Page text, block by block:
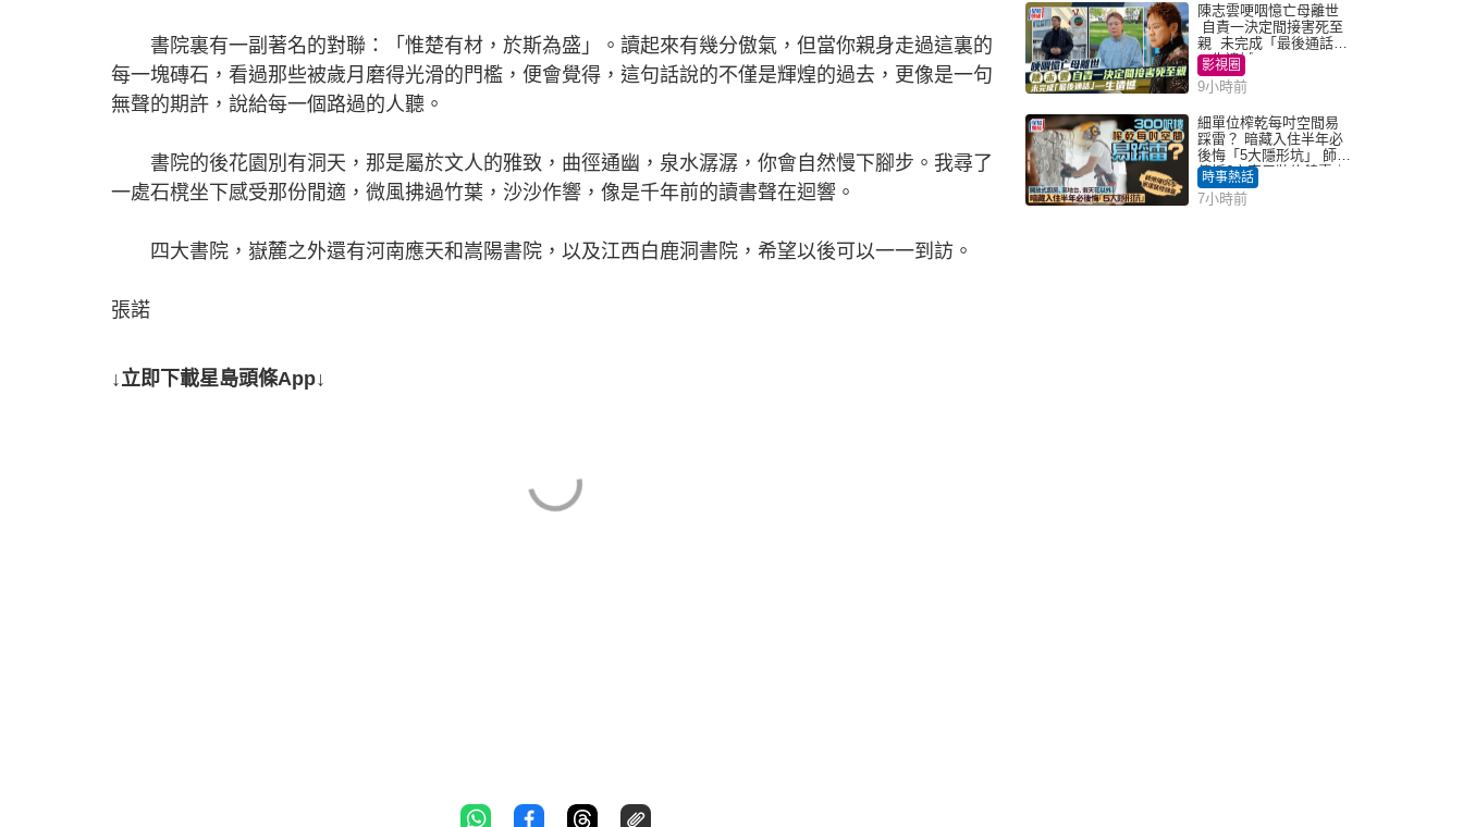
書院裏有一副著名的對聯：「惟楚有材，於斯為盛」。讀起來有幾分傲氣，但當你親身走過這裏的
每一塊磚石，看過那些被歲月磨得光滑的門檻，便會覺得，這句話說的不僅是輝煌的過去，更像是一句
無聲的期許，說給每一個路過的人聽。
書院的後花園別有洞天，那是屬於文人的雅致，曲徑通幽，泉水潺潺，你會自然慢下腳步。我尋了
一處石櫈坐下感受那份閒適，微風拂過竹葉，沙沙作響，像是千年前的讀書聲在迴響。
四大書院，嶽麓之外還有河南應天和嵩陽書院，以及江西白鹿洞書院，希望以後可以一一到訪。
張諾
↓立即下載星島頭條App↓
陳志雲哽咽憶亡母離世
自責一決定間接害死至
親 未完成「最後通話」
一生遺憾
影視圈
9小時前
細單位榨乾每吋空間易
踩雷？ 暗藏入住半年必
後悔「5大隱形坑」 師傅
傳授6字家居裝修錦囊｜
Juicy叮
時事熱話
7小時前